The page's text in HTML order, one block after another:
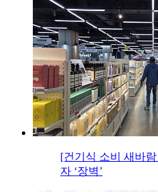
[건기식 소비 새바
자 ‘장벽’